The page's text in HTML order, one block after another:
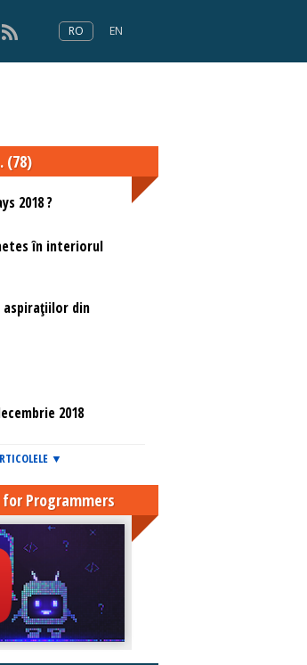
RO EN
(78)
2018 ?
în interiorul
aspiraţiilor din
2018
▼
for Programmers